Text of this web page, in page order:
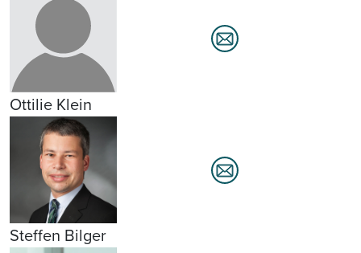
Ottilie Klein
Steffen Bilger